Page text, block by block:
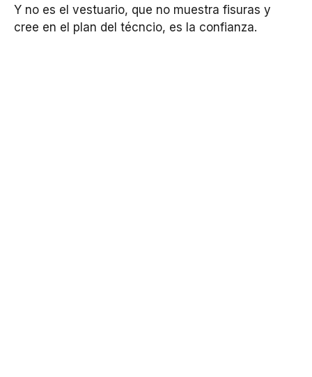
Y no es el vestuario, que no muestra fisuras y
cree en el plan del técncio, es la confianza.